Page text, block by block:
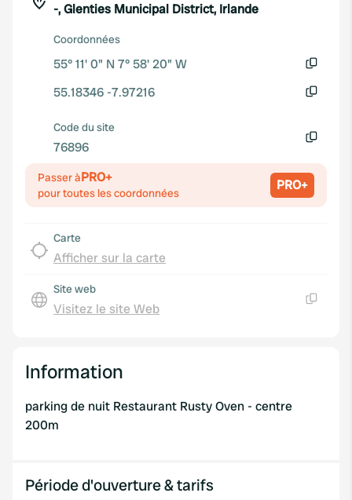
-, Glenties Municipal District, Irlande
Coordonnées
55° 11' 0" N 7° 58' 20" W
55.18346 -7.97216
Code du site
76896
Passer àPRO+
pour toutes les coordonnées PRO+
Carte
Afficher sur la carte
Site web
Visitez le site Web
Information
parking de nuit Restaurant Rusty Oven - centre
200m
Période d'ouverture & tarifs